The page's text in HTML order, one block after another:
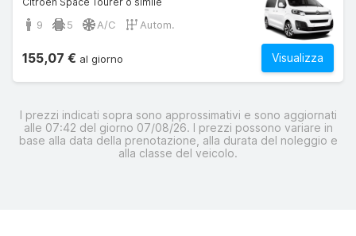
9 5 A/C Autom.
Visualizza
155,07 € al giorno
I prezzi indicati sopra sono approssimativi e sono aggiornati
alle 07:42 del giorno 07/08/26. I prezzi possono variare in
base alla data della prenotazione, alla durata del noleggio e
alla classe del veicolo.